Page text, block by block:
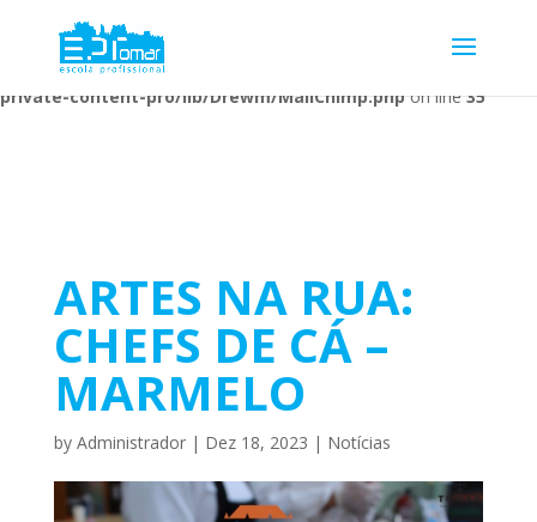
Warning: Undefined array key 1 in
/home/escolaprofission/public_html/wp-content/plugins/wp-
private-content-pro/lib/Drewm/MailChimp.phpon line35
ARTES NA RUA:
CHEFS DE CÁ –
MARMELO
by Administrador| Dez 18, 2023 | Notícias